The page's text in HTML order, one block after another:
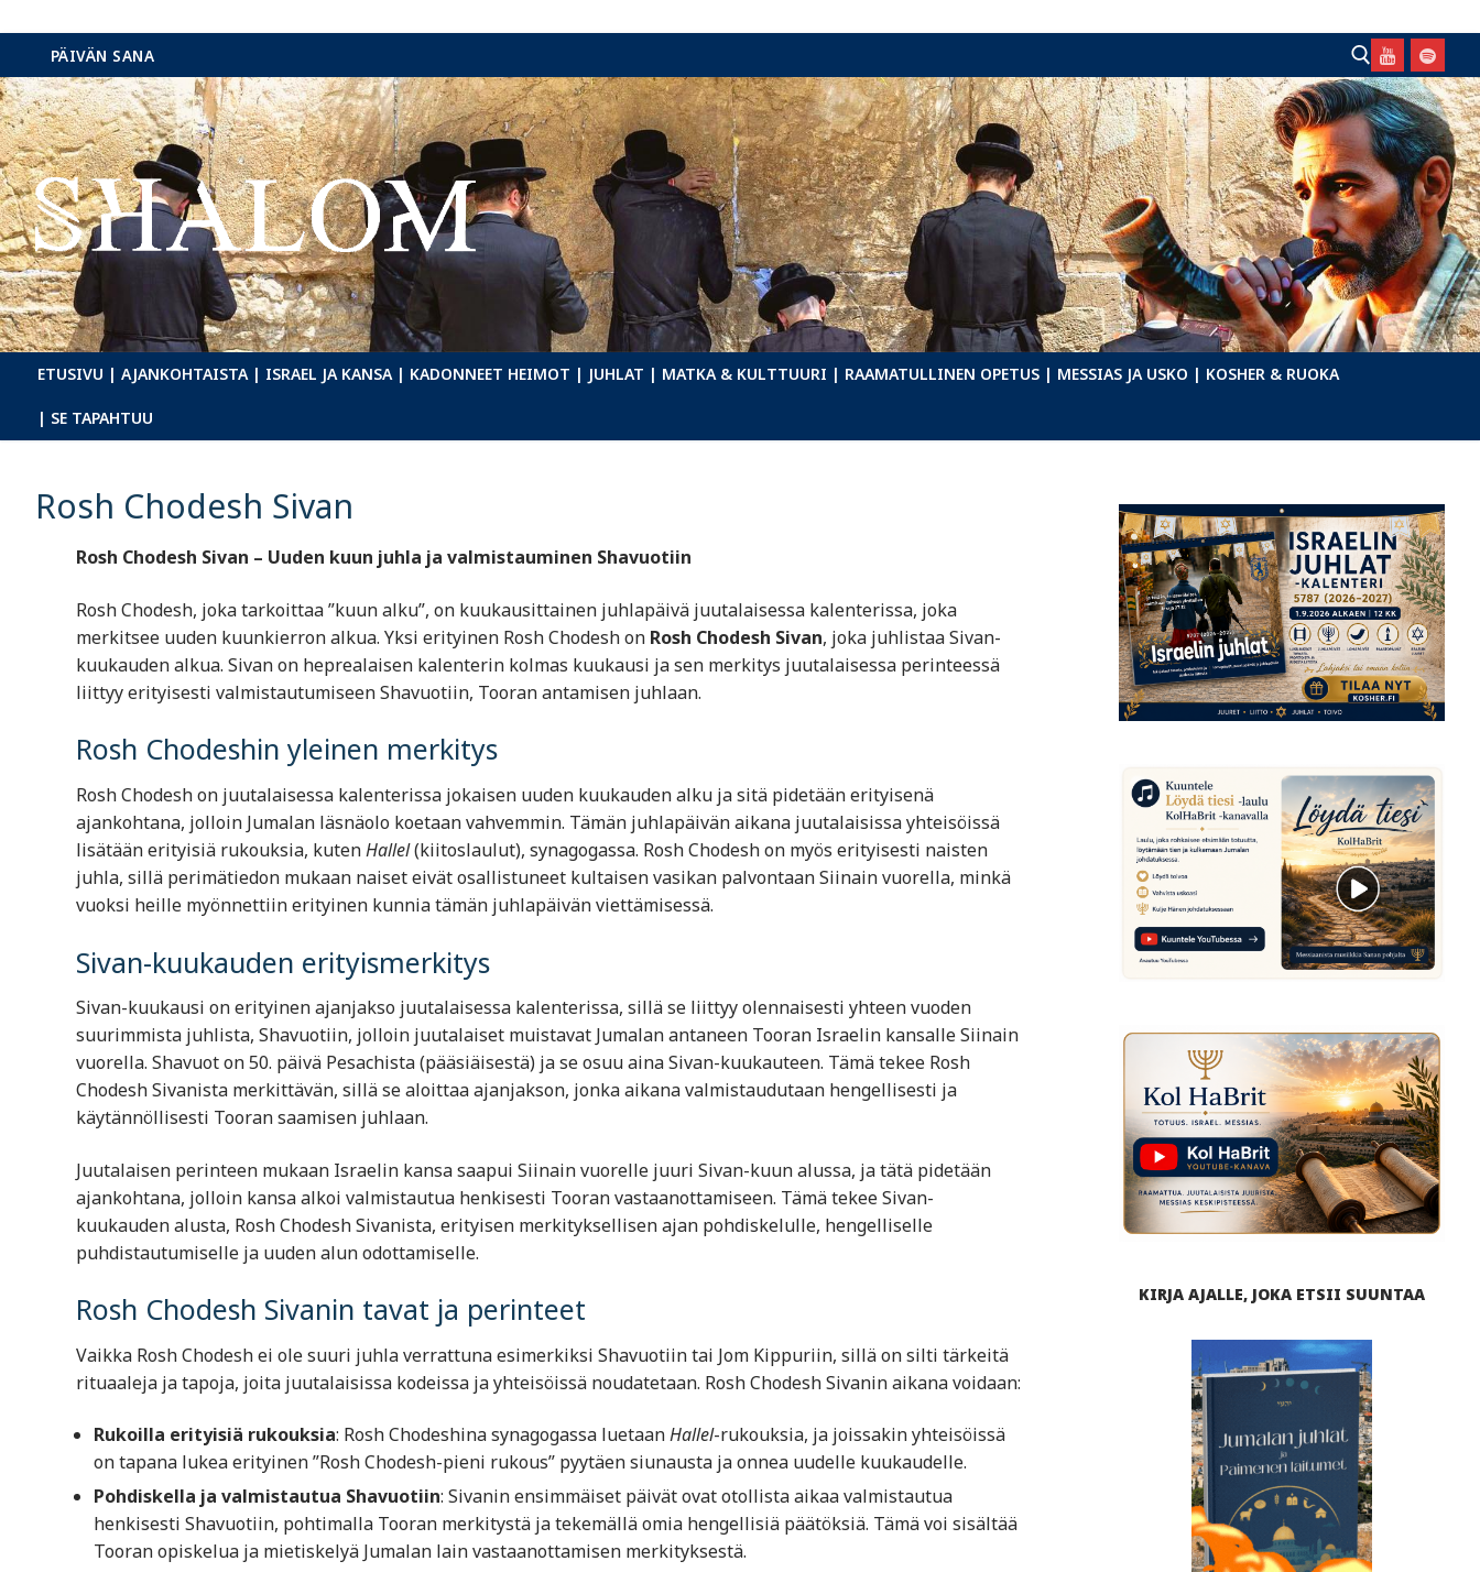
Hyppää
sisältöön
PÄIVÄN SANA
Hae:
ETUSIVU | AJANKOHTAISTA | ISRAEL JA KANSA | KADONNEET HEIMOT | JUHLAT | MATKA & KULTTUURI | RAAMATULLINEN OPETUS | MESSIAS JA USKO | KOSHER & RUOKA
| SE TAPAHTUU
Rosh Chodesh Sivan
Rosh Chodesh Sivan – Uuden kuun juhla ja valmistauminen Shavuotiin
Rosh Chodesh, joka tarkoittaa ”kuun alku”, on kuukausittainen juhlapäivä juutalaisessa kalenterissa, joka
merkitsee uuden kuunkierron alkua. Yksi erityinen Rosh Chodesh on Rosh Chodesh Sivan, joka juhlistaa Sivan-
kuukauden alkua. Sivan on heprealaisen kalenterin kolmas kuukausi ja sen merkitys juutalaisessa perinteessä
liittyy erityisesti valmistautumiseen Shavuotiin, Tooran antamisen juhlaan.
Rosh Chodeshin yleinen merkitys
Rosh Chodesh on juutalaisessa kalenterissa jokaisen uuden kuukauden alku ja sitä pidetään erityisenä
ajankohtana, jolloin Jumalan läsnäolo koetaan vahvemmin. Tämän juhlapäivän aikana juutalaisissa yhteisöissä
lisätään erityisiä rukouksia, kutenHallel(kiitoslaulut), synagogassa. Rosh Chodesh on myös erityisesti naisten
juhla, sillä perimätiedon mukaan naiset eivät osallistuneet kultaisen vasikan palvontaan Siinain vuorella, minkä
vuoksi heille myönnettiin erityinen kunnia tämän juhlapäivän viettämisessä.
Sivan-kuukauden erityismerkitys
Sivan-kuukausi on erityinen ajanjakso juutalaisessa kalenterissa, sillä se liittyy olennaisesti yhteen vuoden
suurimmista juhlista, Shavuotiin, jolloin juutalaiset muistavat Jumalan antaneen Tooran Israelin kansalle Siinain
vuorella. Shavuot on 50. päivä Pesachista (pääsiäisestä) ja se osuu aina Sivan-kuukauteen. Tämä tekee Rosh
Chodesh Sivanista merkittävän, sillä se aloittaa ajanjakson, jonka aikana valmistaudutaan hengellisesti ja
käytännöllisesti Tooran saamisen juhlaan.
Juutalaisen perinteen mukaan Israelin kansa saapui Siinain vuorelle juuri Sivan-kuun alussa, ja tätä pidetään
ajankohtana, jolloin kansa alkoi valmistautua henkisesti Tooran vastaanottamiseen. Tämä tekee Sivan-
kuukauden alusta, Rosh Chodesh Sivanista, erityisen merkityksellisen ajan pohdiskelulle, hengelliselle
puhdistautumiselle ja uuden alun odottamiselle.
Rosh Chodesh Sivanin tavat ja perinteet
Vaikka Rosh Chodesh ei ole suuri juhla verrattuna esimerkiksi Shavuotiin tai Jom Kippuriin, sillä on silti tärkeitä
rituaaleja ja tapoja, joita juutalaisissa kodeissa ja yhteisöissä noudatetaan. Rosh Chodesh Sivanin aikana voidaan:
Rukoilla erityisiä rukouksia: Rosh Chodeshina synagogassa luetaanHallel-rukouksia, ja joissakin yhteisöissä
on tapana lukea erityinen ”Rosh Chodesh-pieni rukous” pyytäen siunausta ja onnea uudelle kuukaudelle.
Pohdiskella ja valmistautua Shavuotiin: Sivanin ensimmäiset päivät ovat otollista aikaa valmistautua
henkisesti Shavuotiin, pohtimalla Tooran merkitystä ja tekemällä omia hengellisiä päätöksiä. Tämä voi sisältää
Tooran opiskelua ja mietiskelyä Jumalan lain vastaanottamisen merkityksestä.
KIRJA AJALLE, JOKA ETSII SUUNTAA